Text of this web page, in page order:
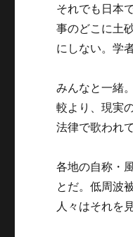
それでも日本
事のどこに土
にしない。学
みんなと一緒
較より、現実
法律で歌われ
各地の自称・
とだ。低周波
人々はそれを